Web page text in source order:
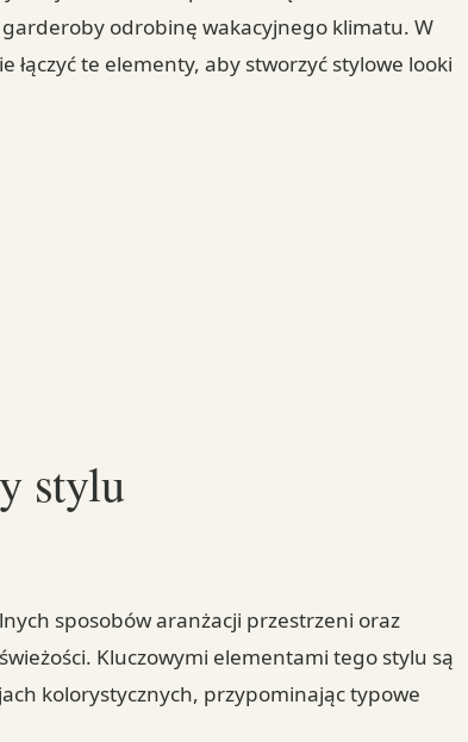
odrobinę wakacyjnego klimatu. W
łączyć te elementy, aby stworzyć stylowe looki
stylu
sposobów aranżacji przestrzeni oraz
Kluczowymi elementami tego stylu są
kolorystycznych, przypominając typowe